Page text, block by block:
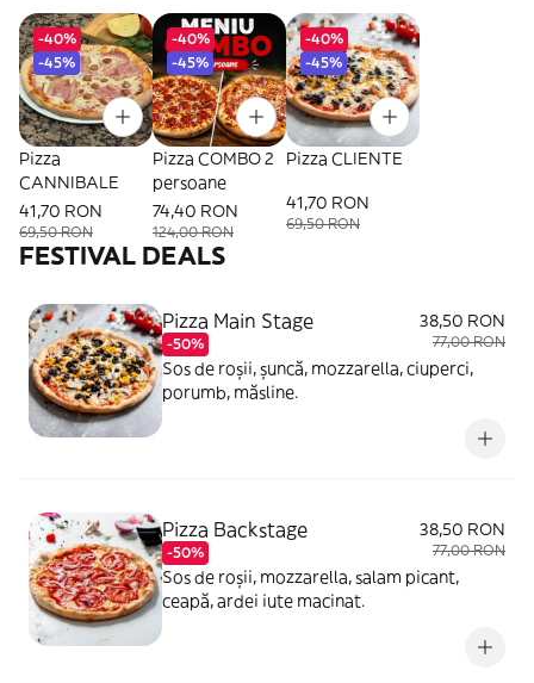
-40%
-45%
Pizza
CANNIBALE
41,70 RON
69,50 RON
-40%
-45%
Pizza COMBO 2
persoane
74,40 RON
124,00 RON
-40%
-45%
Pizza CLIENTE
41,70 RON
69,50 RON
FESTIVAL DEALS
Pizza Main Stage
-50%
38,50 RON
77,00 RON
Sos de roșii, șuncă, mozzarella, ciuperci,
porumb, măsline.
Pizza Backstage
-50%
38,50 RON
77,00 RON
Sos de roșii, mozzarella, salam picant,
ceapă, ardei iute macinat.